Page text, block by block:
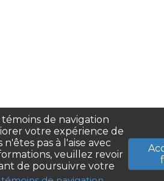
de navigation
votre expérience de
n'êtes pas à l'aise avec
veuillez revoir
de poursuivre votre